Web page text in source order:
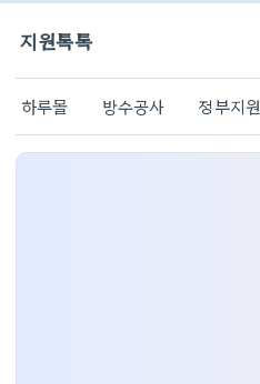
지원톡톡
하루몰 방수공사 정부지원